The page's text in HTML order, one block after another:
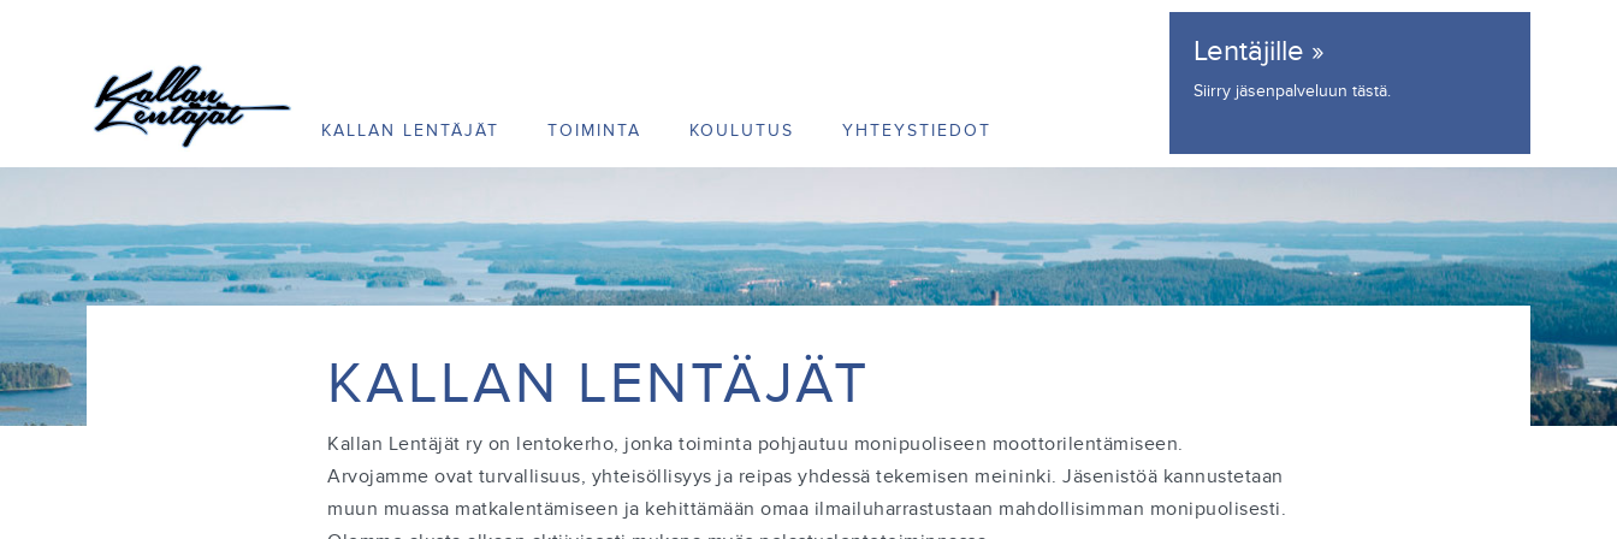
KALLAN LENTÄJÄT TOIMINTA KOULUTUS YHTEYSTIEDOT
Lentäjille »
Siirry jäsenpalveluun tästä.
KALLAN LENTÄJÄT
Kallan Lentäjät ry on lentokerho, jonka toiminta pohjautuu monipuoliseen moottorilentämiseen.
Arvojamme ovat turvallisuus, yhteisöllisyys ja reipas yhdessä tekemisen meininki. Jäsenistöä kannustetaan
muun muassa matkalentämiseen ja kehittämään omaa ilmailuharrastustaan mahdollisimman monipuolisesti.